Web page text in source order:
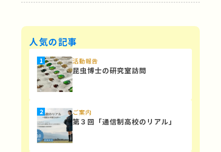
人気の記事
活動報告
昆虫博士の研究室訪問
ご案内
第３回「通信制高校のリアル」